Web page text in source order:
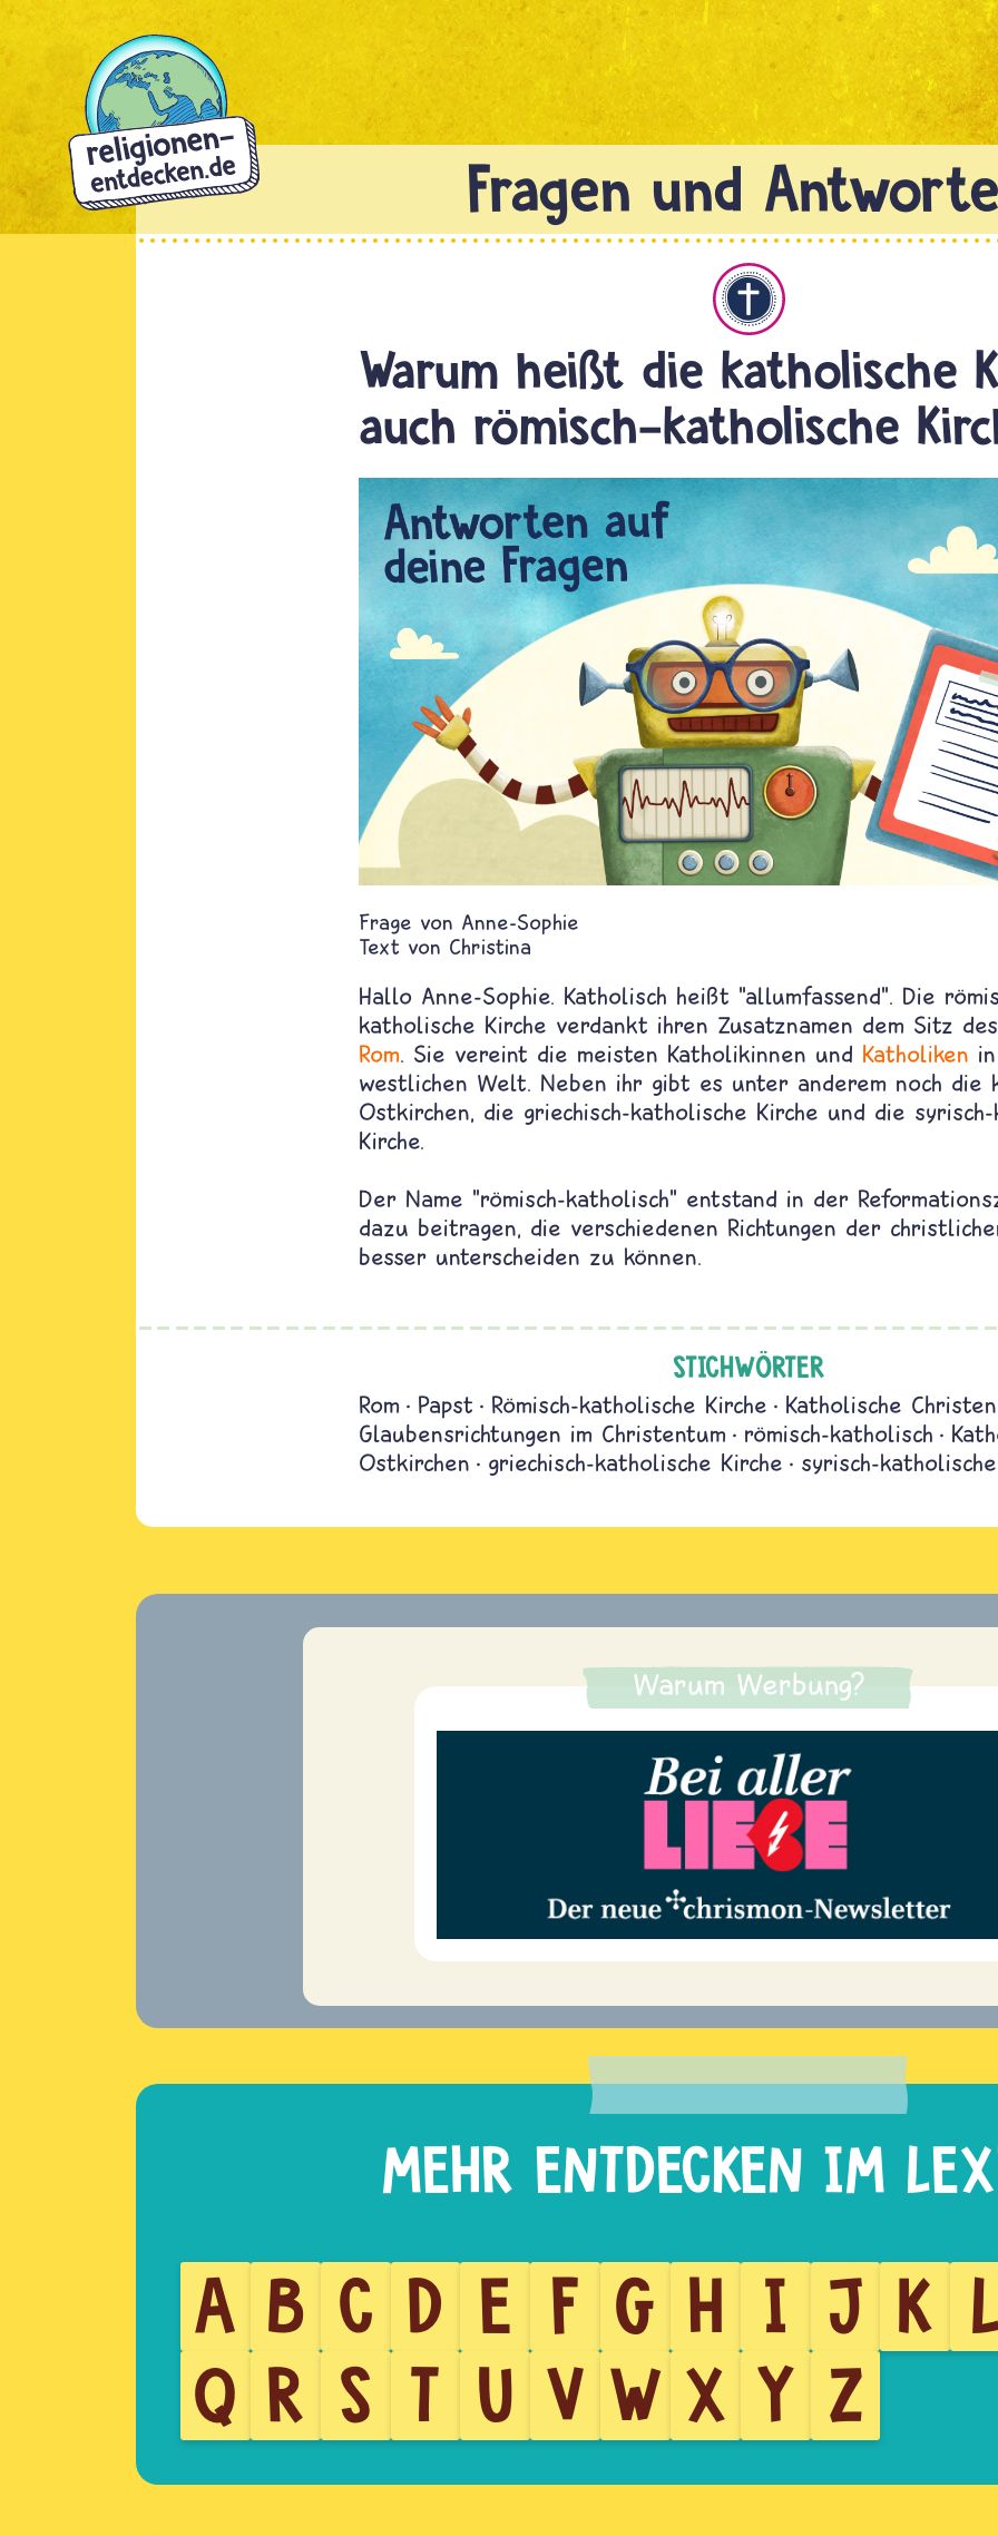
Direkt
Warum heißt die katholische
auch römisch-katholische
Anne-Sophie
Text von Christina
Hallo Anne-Sophie. Katholisch heißt "allumfassend". Die
katholische Kirche verdankt ihren Zusatznamen dem Sitz
Rom. Sie vereint die meisten Katholikinnen und Katholiken
westlichen Welt. Neben ihr gibt es unter anderem noch die
Ostkirchen, die griechisch-katholische Kirche und die
Kirche.
Der Name "römisch-katholisch" entstand in der
dazu beitragen, die verschiedenen Richtungen der
besser unterscheiden zu können.
STICHWÖRTER
Rom Papst Römisch-katholische Kirche
Katholische Christen
Glaubensrichtungen im Christentum
römisch-katholisch
Ostkirchen
griechisch-katholische Kirche syrisch-
Warum Werbung?
A B C D E F G H I J K
Q R S T U V W X Y Z